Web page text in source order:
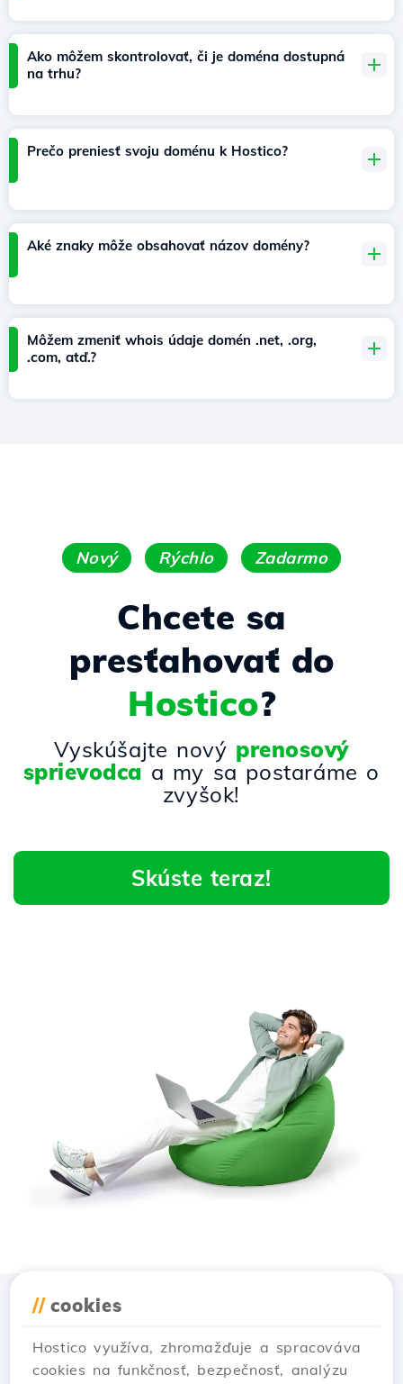
Ako môžem skontrolovať, či je doména dostupná
na trhu?
Prečo preniesť svoju doménu k Hostico?
Aké znaky môže obsahovať názov domény?
Môžem zmeniť whois údaje domén .net, .org,
.com, atď.?
Nový Rýchlo Zadarmo
Chcete sa
presťahovať do
Hostico?
Vyskúšajte nový prenosový
sprievodca a my sa postaráme o
zvyšok!
Skúste teraz!
// cookies
Hostico využíva, zhromažďuje a spracováva
cookies na funkčnosť, bezpečnosť, analýzu
Stiahnuť aplikáciu